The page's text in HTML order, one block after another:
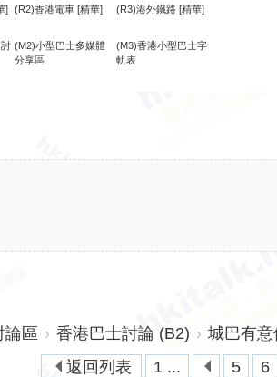
] (R2)香港電車 [精華] (R3)港外鐵路 [精華]
(M2)小型巴士多媒體
分享區
(M3)香港小型巴士字
軌表
論區 › 香港巴士討論 (B2) › 城巴有
1 ...
5 6
返回列表